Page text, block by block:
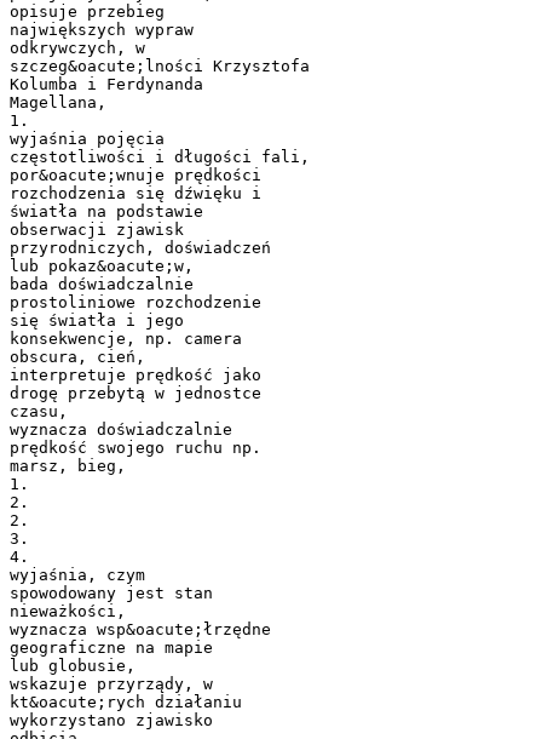
opisuje przebieg
największych wypraw
odkrywczych, w
szczeg&oacute;lności Krzysztofa
Kolumba i Ferdynanda
Magellana,
1.
wyjaśnia pojęcia
częstotliwości i długości fali,
por&oacute;wnuje prędkości
rozchodzenia się dźwięku i
światła na podstawie
obserwacji zjawisk
przyrodniczych, doświadczeń
lub pokaz&oacute;w,
bada doświadczalnie
prostoliniowe rozchodzenie
się światła i jego
konsekwencje, np. camera
obscura, cień,
interpretuje prędkość jako
drogę przebytą w jednostce
czasu,
wyznacza doświadczalnie
prędkość swojego ruchu np.
marsz, bieg,
1.
2.
2.
3.
4.
wyjaśnia, czym
spowodowany jest stan
nieważkości,
wyznacza wsp&oacute;łrzędne
geograficzne na mapie
lub globusie,
wskazuje przyrządy, w
kt&oacute;rych działaniu
wykorzystano zjawisko